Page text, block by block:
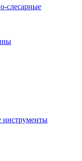
слесарные
инструменты